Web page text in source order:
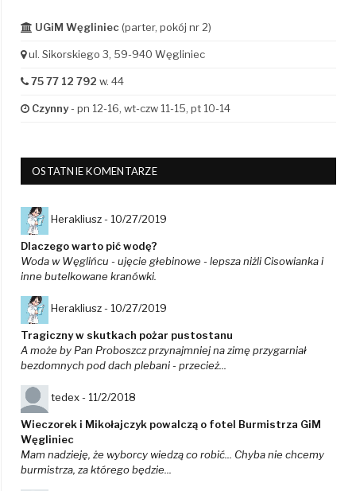
UGiM Węgliniec (parter, pokój nr 2)
ul. Sikorskiego 3, 59-940 Węgliniec
75 77 12 792 w. 44
Czynny- pn 12-16, wt-czw 11-15, pt 10-14
OSTATNIE KOMENTARZE
Herakliusz - 10/27/2019
Dlaczego warto pić wodę?
Woda w Węglińcu - ujęcie głebinowe - lepsza niżli Cisowianka i
inne butelkowane kranówki.
Herakliusz - 10/27/2019
Tragiczny w skutkach pożar pustostanu
A może by Pan Proboszcz przynajmniej na zimę przygarniał
bezdomnych pod dach plebani - przecież...
tedex - 11/2/2018
Wieczorek i Mikołajczyk powalczą o fotel Burmistrza GiM
Węgliniec
Mam nadzieję, że wyborcy wiedzą co robić... Chyba nie chcemy
burmistrza, za którego będzie...